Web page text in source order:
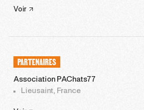
Voir
PARTENAIRES
Association PAChats77
Lieusaint, France